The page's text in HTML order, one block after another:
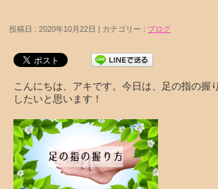
投稿日 : 2020年10月22日 | カテゴリー : ブログ
こんにちは、アキです。今日は、足の指の握
したいと思います！